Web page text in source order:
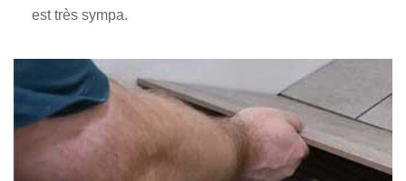
est très sympa.